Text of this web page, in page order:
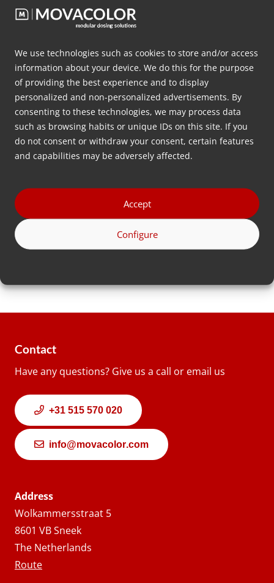
We use technologies such as cookies to store and/or access
information about your device. We do this for the purpose
of providing the best experience and to display
personalized and non-personalized advertisements. By
consenting to these technologies, we may process data
such as browsing habits or unique IDs on this site. If you
do not consent or withdraw your consent, certain features
and capabilities may be adversely affected.
Accept
Configure
*
ชื่อ
บริษัท
*
Email
*
หมายเลข
ที่
อยู่
Country
Contact
Have any questions? Give us a call or email us
+31 515 570 020
info@movacolor.com
Address
Wolkammersstraat 5
8601 VB Sneek
The Netherlands
Route